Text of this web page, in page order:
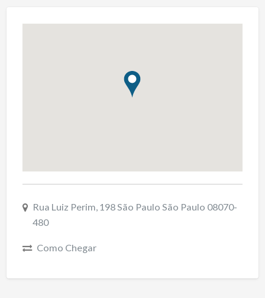
Rua Luiz Perim, 198 São Paulo São Paulo 08070-
480
Como Chegar